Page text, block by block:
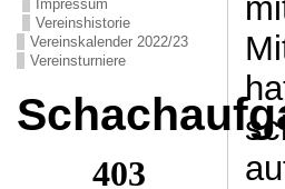
Impressum
Vereinshistorie
Vereinskalender 2022/23
Vereinsturniere